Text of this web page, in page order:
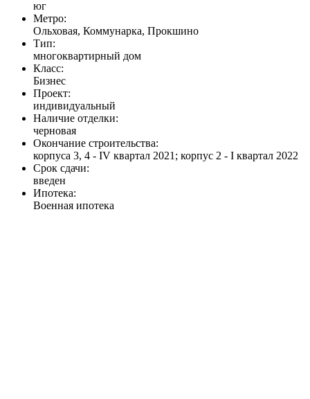
юг
Метро:
Ольховая, Коммунарка, Прокшино
Тип:
многоквартирный дом
Класс:
Бизнес
Проект:
индивидуальный
Наличие отделки:
черновая
Окончание строительства:
корпуса 3, 4 - IV квартал 2021; корпус 2 - I квартал 2022
Срок сдачи:
введен
Ипотека:
Военная ипотека